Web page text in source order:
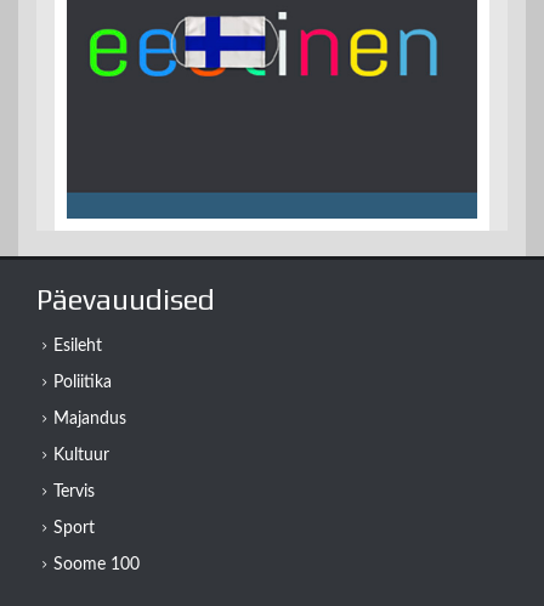
Päevauudised
Esileht
Poliitika
Majandus
Kultuur
Tervis
Sport
Soome 100